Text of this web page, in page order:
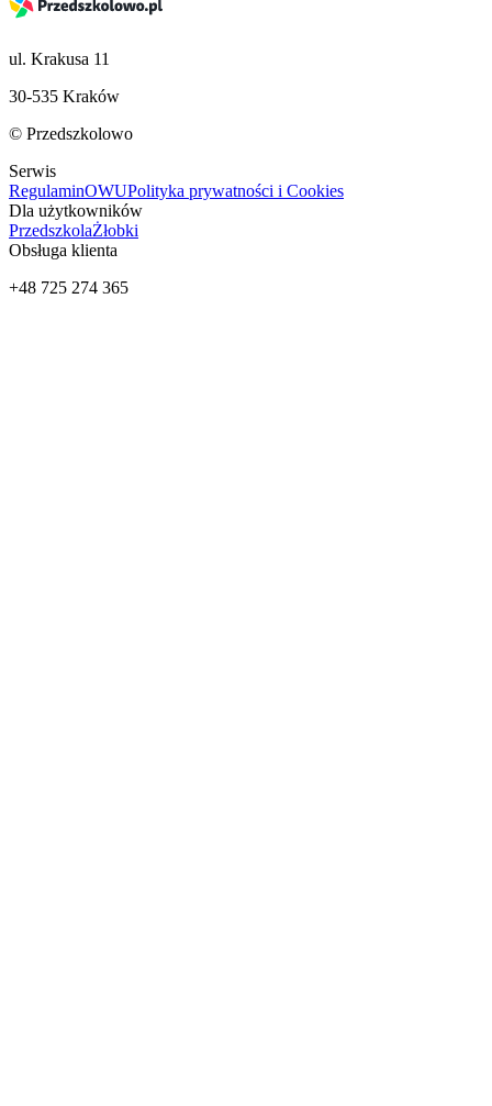
ul. Krakusa 11
30-535 Kraków
© Przedszkolowo
Serwis
RegulaminOWUPolityka prywatności i Cookies
Dla użytkowników
PrzedszkolaŻłobki
Obsługa klienta
+48 725 274 365